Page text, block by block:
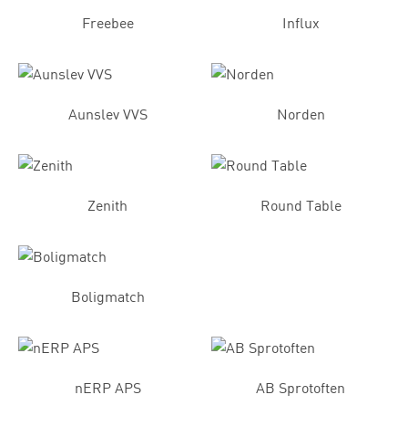
Freebee Influx
Aunslev VVS Norden
Zenith Round Table
Boligmatch
nERP APS AB Sprotoften